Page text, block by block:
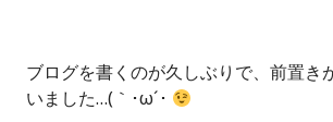
ブログを書くのが久しぶりで、前置き
いました…(｀･ω´･